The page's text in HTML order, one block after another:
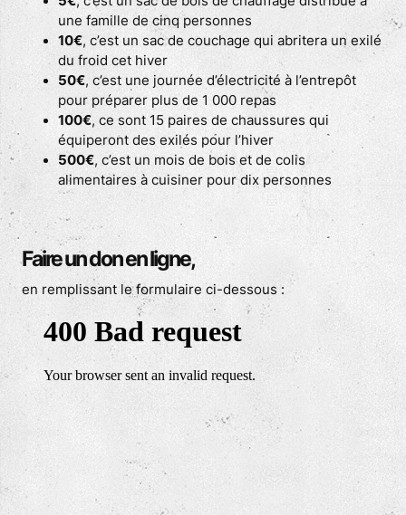
une famille de cinq personnes
10€, c’est un sac de couchage qui abritera un exilé
du froid cet hiver
50€, c’est une journée d’électricité à l’entrepôt
pour préparer plus de 1 000 repas
100€, ce sont 15 paires de chaussures qui
équiperont des exilés pour l’hiver
500€, c’est un mois de bois et de colis
alimentaires à cuisiner pour dix personnes
Faire un don en ligne,
en remplissant le formulaire ci-dessous :